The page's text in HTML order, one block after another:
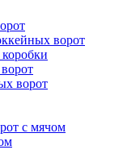
ворот
ворот
с мячом